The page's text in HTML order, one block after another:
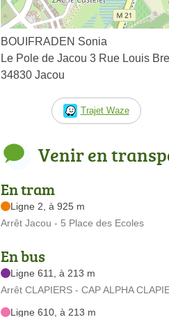
BOUIFRADEN Sonia
Le Pole de Jacou 3 Rue Louis
34830 Jacou
Trajet Waze
Venir en
En tram
Ligne 2, à 925 m
Arrêt Jacou - 5 Place des Ecoles
En bus
Ligne 611, à 213 m
Arrêt CLAPIERS - CAP ALPHA
Ligne 610, à 213 m